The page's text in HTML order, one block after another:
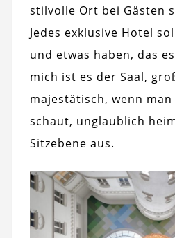
stilvolle Ort bei Gästen
Jedes exklusive Hotel
und etwas haben, das
mich ist es der Saal,
majestätisch, wenn
schaut, unglaublich
Sitzebene aus.